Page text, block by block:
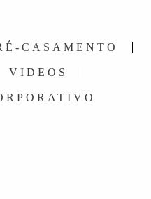
CASAMENTO
VIDEOS